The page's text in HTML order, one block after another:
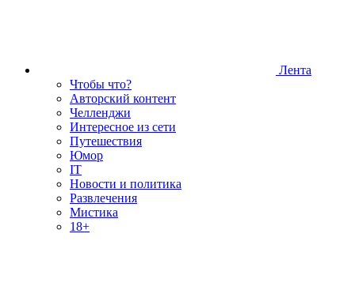
Лента
Чтобы что?
Авторский контент
Челленджи
Интересное из сети
Путешествия
Юмор
IT
Новости и политика
Развлечения
Мистика
18+